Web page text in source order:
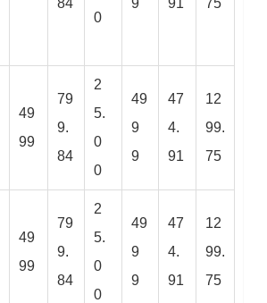
0
49
99
79
9.
84
2
5.
0
0
49
9
9
47
4.
91
12
99.
75
49
99
79
9.
84
2
5.
0
0
49
9
9
47
4.
91
12
99.
75